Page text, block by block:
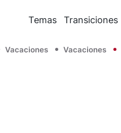
Temas Transiciones
Vacaciones Vacaciones